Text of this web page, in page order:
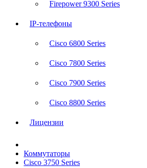
Firepower 9300 Series
IP-телефоны
Cisco 6800 Series
Cisco 7800 Series
Cisco 7900 Series
Cisco 8800 Series
Лицензии
Коммутаторы
Cisco 3750 Series